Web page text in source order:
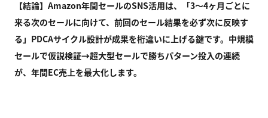
【結論】Amazon年間セールのSNS活用は、「3〜4ヶ月ごとに
来る次のセールに向けて、前回のセール結果を必ず次に反映す
る」PDCAサイクル設計が成果を桁違いに上げる鍵です。中規模
セールで仮説検証→超大型セールで勝ちパターン投入の連続
が、年間EC売上を最大化します。